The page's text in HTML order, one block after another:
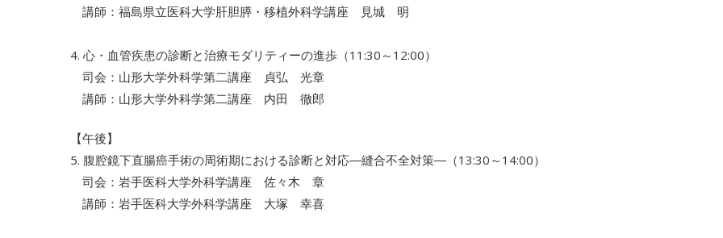
講師：福島県立医科大学肝胆膵・移植外科学講座 見城 明
4. 心・血管疾患の診断と治療モダリティーの進歩（11:30～12:00）
司会：山形大学外科学第二講座 貞弘 光章
講師：山形大学外科学第二講座 内田 徹郎
【午後】
5. 腹腔鏡下直腸癌手術の周術期における診断と対応―縫合不全対策―（13:30～14:00）
司会：岩手医科大学外科学講座 佐々木 章
講師：岩手医科大学外科学講座 大塚 幸喜